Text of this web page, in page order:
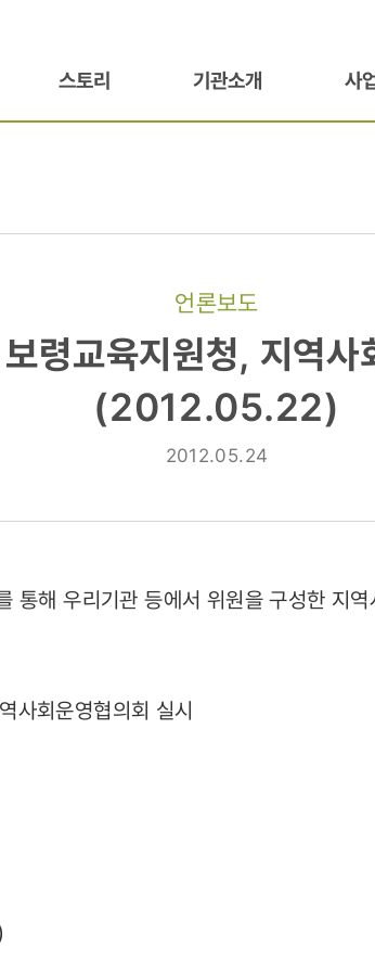
스토리 기관소개 사
언론보도
령교육지원청, 지역사
(2012.05.22)
2012.05.24
해 우리기관 등에서 위원을 구성한 지역
사회운영협의회 실시